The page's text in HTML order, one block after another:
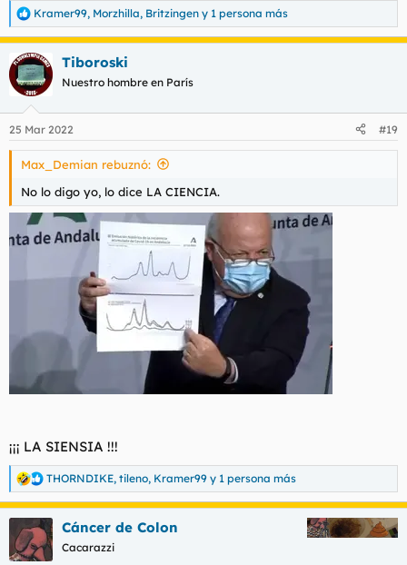
R
e
a
c
c
i
e
s
Kramer99, Morzhilla, Britzingen y 1 persona más
Tiboroski
Nuestro hombre en París
25 Mar 2022 #19
Max_Demian rebuznó:
No lo digo yo, lo dice LA CIENCIA.
¡¡¡ LA SIENSIA !!!
R
e
a
c
i
THORNDIKE, tileno, Kramer99 y 1 persona más
Cáncer de Colon
Cacarazzi